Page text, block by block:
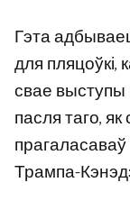
Гэта
для пляцоўкі,
свае выступы
пасля таго,
Трампа-